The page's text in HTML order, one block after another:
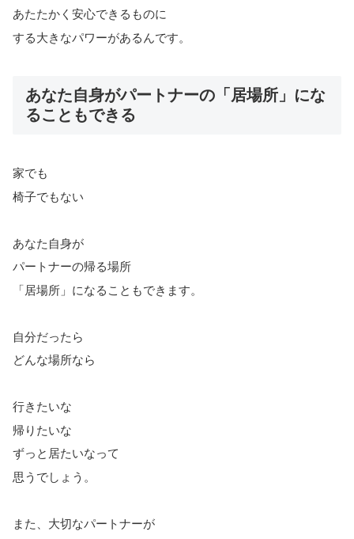
あたたかく安心できるものに
する大きなパワーがあるんです。
あなた自身がパートナーの「居場所」にな
ることもできる
家でも
椅子でもない
あなた自身が
パートナーの帰る場所
「居場所」になることもできます。
自分だったら
どんな場所なら
行きたいな
帰りたいな
ずっと居たいなって
思うでしょう。
また、大切なパートナーが